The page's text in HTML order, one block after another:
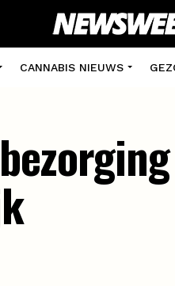
CANNABIS NIEUWS